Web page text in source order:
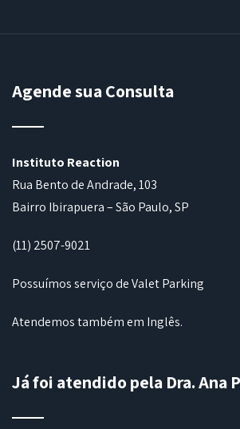
Agende sua Consulta
Instituto Reaction
Rua Bento de Andrade, 103
Bairro Ibirapuera – São Paulo, SP
(11) 2507-9021
Possuímos serviço de Valet Parking
Atendemos também em Inglês.
Já foi atendido pela Dra. Ana